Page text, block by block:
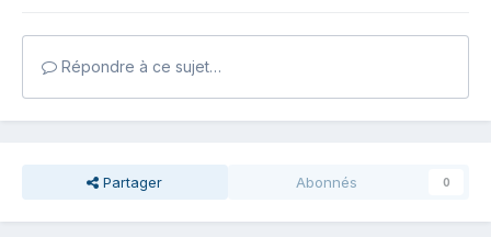
Répondre à ce sujet…
Partager Abonnés 0